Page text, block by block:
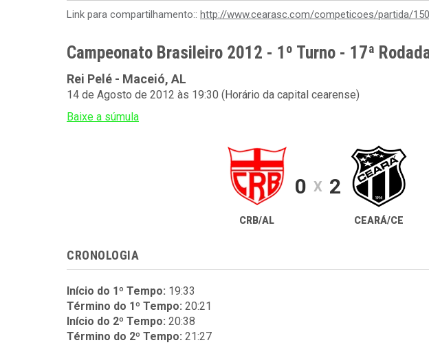
Link para compartilhamento:: http://www.cearasc.com/competicoes/partida/
Campeonato Brasileiro 2012 - 1º Turno - 17ª
Rei Pelé - Maceió, AL
14 de Agosto de 2012 às 19:30 (Horário da capital cearense)
Baixe a súmula
CRB/AL
0 X 2
CEARÁ/CE
CRONOLOGIA
Início do 1º Tempo: 19:33
Término do 1º Tempo: 20:21
Início do 2º Tempo: 20:38
Término do 2º Tempo: 21:27